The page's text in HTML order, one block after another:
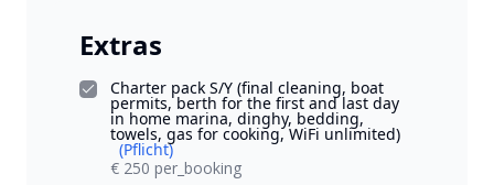
Extras
Charter pack S/Y (final cleaning, boat
permits, berth for the first and last day
in home marina, dinghy, bedding,
towels, gas for cooking, WiFi unlimited)
(Pflicht)
€ 250 per_booking